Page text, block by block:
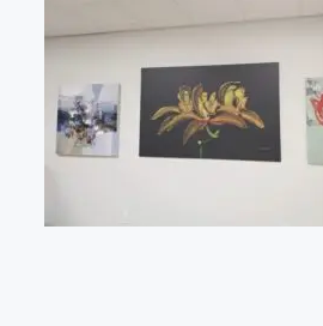
Qué dicen de nosotros?
Aviso legal
Expositions